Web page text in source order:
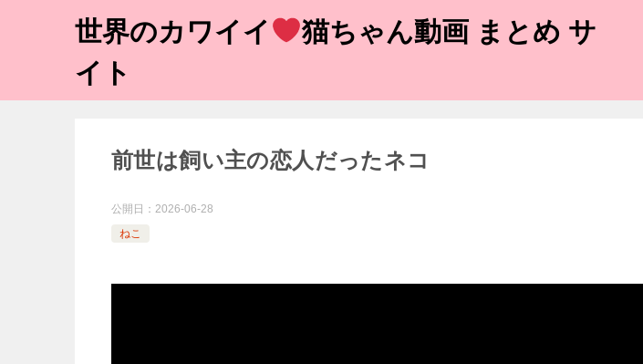
世界のカワイイ
猫ちゃん動画 まとめ サ
イト
前世は飼い主の恋人だったネコ
公開日： 2026-06-28
ねこ